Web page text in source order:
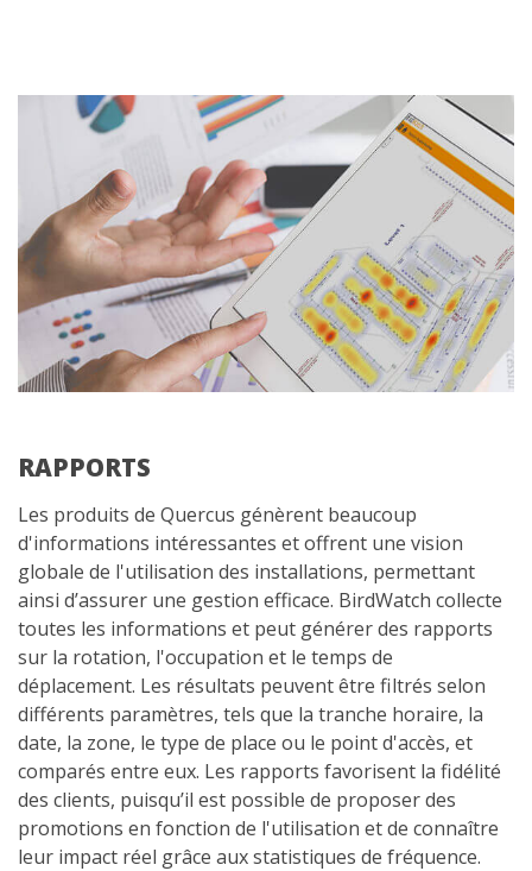
RAPPORTS
Les produits de Quercus génèrent beaucoup
d'informations intéressantes et offrent une vision
globale de l'utilisation des installations, permettant
ainsi d’assurer une gestion efficace. BirdWatch collecte
toutes les informations et peut générer des rapports
sur la rotation, l'occupation et le temps de
déplacement. Les résultats peuvent être filtrés selon
différents paramètres, tels que la tranche horaire, la
date, la zone, le type de place ou le point d'accès, et
comparés entre eux. Les rapports favorisent la fidélité
des clients, puisqu’il est possible de proposer des
promotions en fonction de l'utilisation et de connaître
leur impact réel grâce aux statistiques de fréquence.